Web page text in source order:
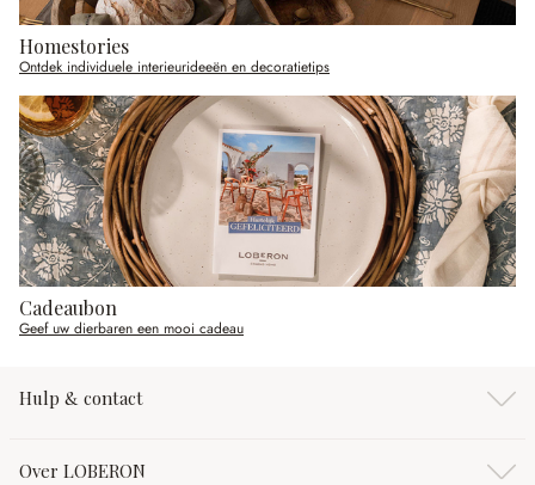
Homestories
Ontdek individuele interieurideeën en decoratietips
Cadeaubon
Geef uw dierbaren een mooi cadeau
Hulp & contact
Over LOBERON